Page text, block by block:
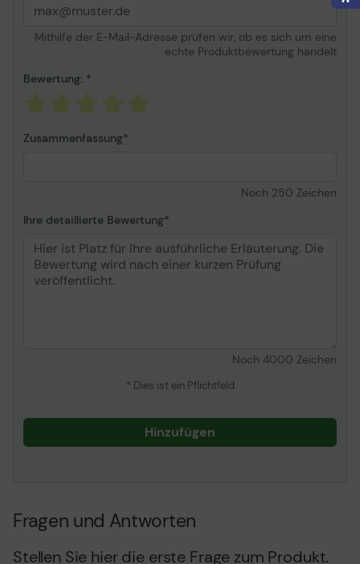
Mithilfe der E-Mail-Adresse prüfen wir, ob es sich um eine
echte Produktbewertung handelt
Bewertung:
Zusammenfassung
Noch 250 Zeichen
Ihre detaillierte Bewertung
Noch 4000 Zeichen
* Dies ist ein Pflichtfeld
Hinzufügen
Fragen und Antworten
Stellen Sie hier die erste Frage zum Produkt.